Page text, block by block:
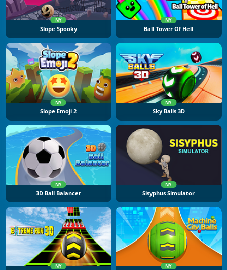
NY
Slope Spooky
NY
Ball Tower Of Hell
NY
Slope Emoji 2
NY
Sky Balls 3D
NY
3D Ball Balancer
NY
Sisyphus Simulator
NY NY